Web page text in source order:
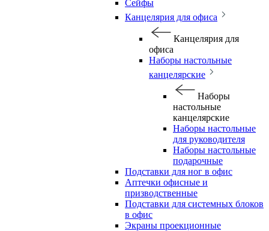
Сейфы
Канцелярия для офиса
Канцелярия для
офиса
Наборы настольные
канцелярские
Наборы
настольные
канцелярские
Наборы настольные
для руководителя
Наборы настольные
подарочные
Подставки для ног в офис
Аптечки офисные и
призводственные
Подставки для системных блоков
в офис
Экраны проекционные